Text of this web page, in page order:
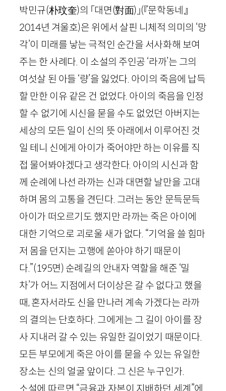
박민규(朴玟奎)의 「대면(對面) 」(『문학동네』
2014년 겨울호)은 위에서 살핀 니체적 의미의 ‘망
각’이 미래를 낳는 극적인 순간을 서사화해 보여
주는 한 사례다. 이 소설의 주인공 ‘라까’는 그의
여섯살 된 아들 ‘량’을 잃었다. 아이의 죽음에 납득
할 만한 이유 같은 건 없었다. 아이의 죽음을 인정
할 수 없기에 시신을 묻을 수도 없었던 아버지는
세상의 모든 일이 신의 뜻 아래에서 이루어진 것
일 테니 신에게 아이가 죽어야만 하는 이유를 직
접 물어봐야겠다고 생각한다. 아이의 시신과 함
께 순례에 나선 라까는 신과 대면할 날만을 고대
하며 몸의 고통을 견딘다. 그러는 동안 문득문득
아이가 떠오르기도 했지만 라까는 죽은 아이에
대한 기억으로 괴로울 새가 없다. “기억을 쓸 힘마
저 몸을 던지는 고행에 쏟아야 하기 때문이
다.”(195면) 순례길의 안내자 역할을 해준 ‘밀
차’가 어느 지점에서 더이상은 갈 수 없다고 했을
때, 혼자서라도 신을 만나러 계속 가겠다는 라까
의 결의는 단호하다. 그에게는 그 길이 아이를 장
사 지내러 갈 수 있는 유일한 길이었기 때문이다.
모든 부모에게 죽은 아이를 묻을 수 있는 유일한
장소는 신의 얼굴 앞이다. 그 신은 누구인가.